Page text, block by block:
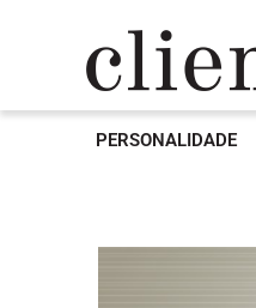
PERSONALIDADE